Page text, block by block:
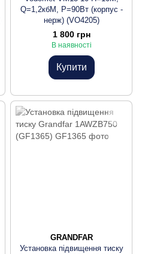
Q=1,2кбМ, P=90Вт (корпус -
нерж) (VO4205)
1 800 грн
В наявності
Купити
GRANDFAR
Установка підвищення тиску